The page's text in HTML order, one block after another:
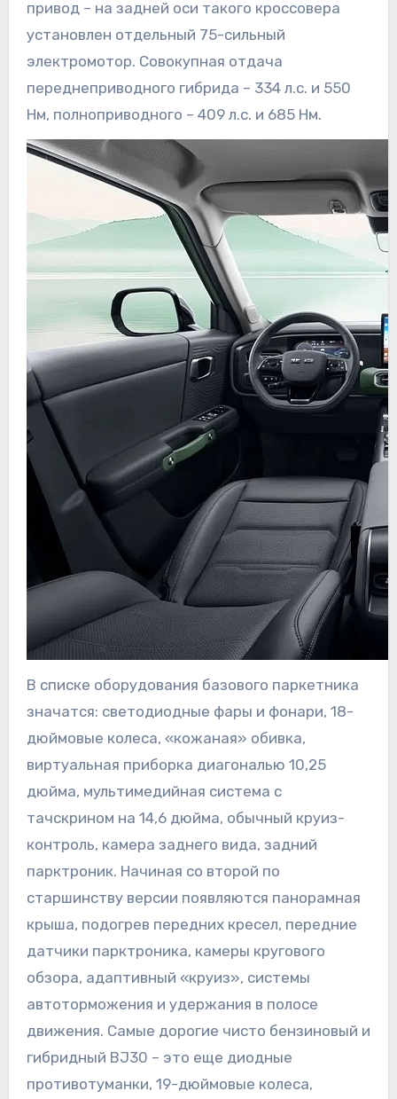
привод – на задней оси такого кроссовера
установлен отдельный 75-сильный
электромотор. Совокупная отдача
переднеприводного гибрида – 334 л.с. и 550
Нм, полноприводного – 409 л.с. и 685 Нм.
В списке оборудования базового паркетника
значатся: светодиодные фары и фонари, 18-
дюймовые колеса, «кожаная» обивка,
виртуальная приборка диагональю 10,25
дюйма, мультимедийная система с
тачскрином на 14,6 дюйма, обычный круиз-
контроль, камера заднего вида, задний
парктроник. Начиная со второй по
старшинству версии появляются панорамная
крыша, подогрев передних кресел, передние
датчики парктроника, камеры кругового
обзора, адаптивный «круиз», системы
автоторможения и удержания в полосе
движения. Самые дорогие чисто бензиновый и
гибридный BJ30 – это еще диодные
противотуманки, 19-дюймовые колеса,